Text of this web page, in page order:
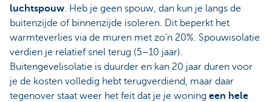
luchtspouw. Heb je geen spouw, dan kun je langs de
buitenzijde of binnenzijde isoleren. Dit beperkt het
warmteverlies via de muren met zo’n 20%. Spouwisolatie
verdien je relatief snel terug (5–10 jaar).
Buitengevelisolatie is duurder en kan 20 jaar duren voor
je de kosten volledig hebt terugverdiend, maar daar
tegenover staat weer het feit dat je je woning een hele